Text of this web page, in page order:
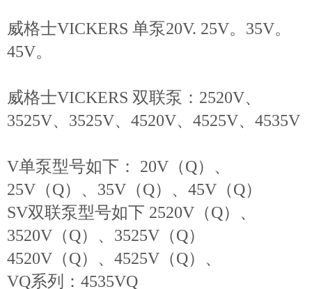
威格士VICKERS 单泵20V. 25V。35V。
45V。
威格士VICKERS 双联泵：2520V、
3525V、3525V、4520V、4525V、4535V
V单泵型号如下： 20V（Q）、
25V（Q）、35V（Q）、45V（Q）
SV双联泵型号如下 2520V（Q）、
3520V（Q）、3525V（Q）
4520V（Q）、4525V（Q）、
VQ系列：4535VQ